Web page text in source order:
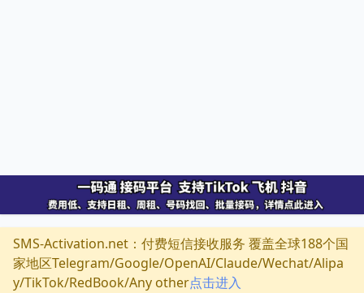
SMS-Activation.net：付费短信接收服务 覆盖全球188个国
家地区Telegram/Google/OpenAI/Claude/Wechat/Alipa
y/TikTok/RedBook/Any other点击进入